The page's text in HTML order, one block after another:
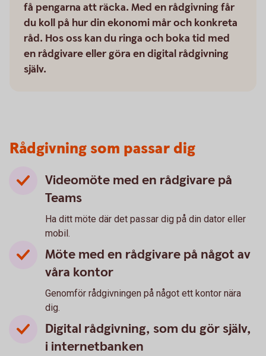
få pengarna att räcka. Med en rådgivning får
du koll på hur din ekonomi mår och konkreta
råd. Hos oss kan du ringa och boka tid med
en rådgivare eller göra en digital rådgivning
själv.
Rådgivning som passar dig
Videomöte med en rådgivare på
Teams
Ha ditt möte där det passar dig på din dator eller
mobil.
Möte med en rådgivare på något av
våra kontor
Genomför rådgivningen på något ett kontor nära
dig.
Digital rådgivning, som du gör själv,
i internetbanken